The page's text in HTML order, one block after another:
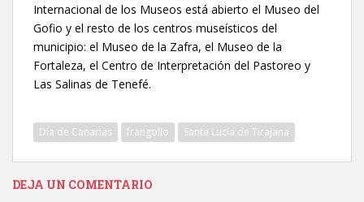
Internacional de los Museos está abierto el Museo del
Gofio y el resto de los centros museísticos del
municipio: el Museo de la Zafra, el Museo de la
Fortaleza, el Centro de Interpretación del Pastoreo y
Las Salinas de Tenefé.
Día de Canarias frangollo Santa Lucía de Tirajana
DEJA UN COMENTARIO